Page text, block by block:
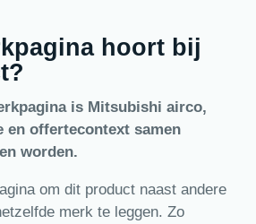
hoort bij
is Mitsubishi airco,
en offertecontext samen
worden.
om dit product naast andere
merk te leggen. Zo